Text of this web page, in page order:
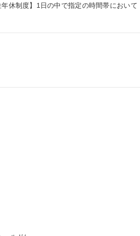
休制度】1日の中で指定の時間帯において